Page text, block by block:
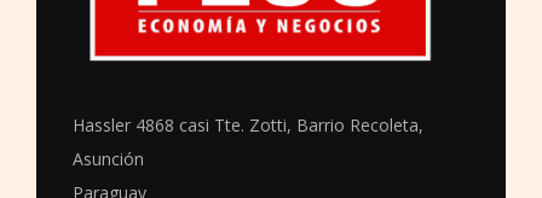
Hassler 4868 casi Tte. Zotti, Barrio Recoleta,
Asunción
Paraguay